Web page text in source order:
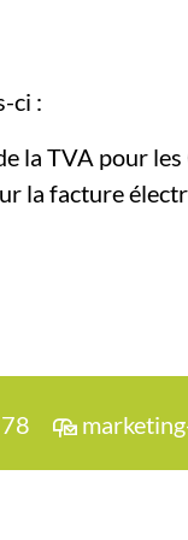
ci :
la TVA pour
la facture